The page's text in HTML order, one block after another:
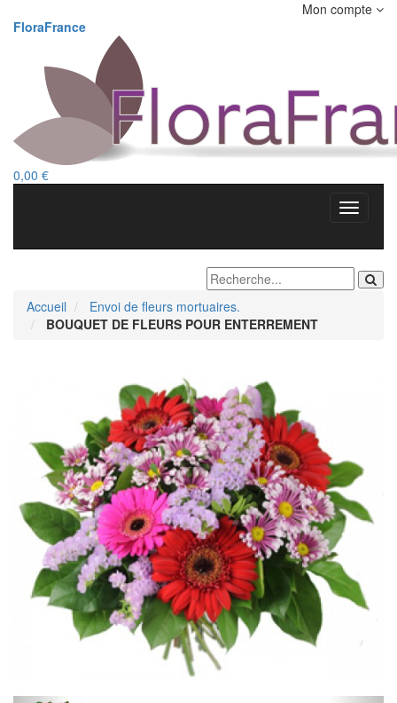
Mon compte
FloraFrance
0,00 €
Accueil
Envoi de fleurs mortuaires.
BOUQUET DE FLEURS POUR ENTERREMENT